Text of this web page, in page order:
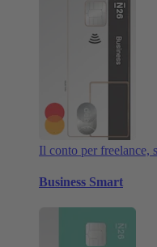
Il conto per freelance,
Business Smart